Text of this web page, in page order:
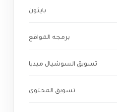
بايثون
برمجه المواقع
تسويق السوشيال ميديا
تسويق المحتوى